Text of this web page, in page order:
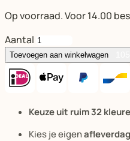
Op voorraad. Voor 14.00
Aantal
Toevoegen aan winkelwagen
Keuze uit ruim 32
Kies je eigenafleverdag